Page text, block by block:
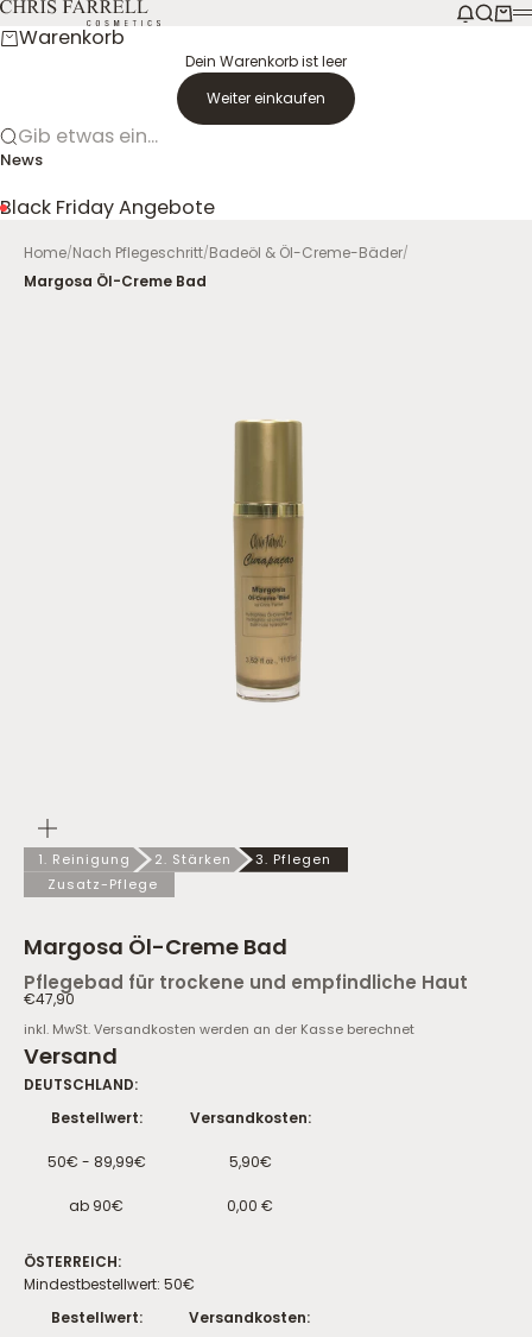
Zum Inhalt springen
CHRIS FARRELL COSMETICS Suche
Warenkorb
Dein Warenkorb ist leer
Weiter einkaufen
Gib etwas ein...
News
Black Friday Angebote
Home/Nach Pflegeschritt/Badeöl & Öl-Creme-Bäder/
Margosa Öl-Creme Bad
1. Reinigung 2. Stärken
3. Pflegen
Zusatz-Pflege
Margosa Öl-Creme Bad
Pflegebad für trockene und empfindliche Haut
Angebot
€47,90
inkl. MwSt.Versandkosten werden an der Kasse berechnet
Versand
DEUTSCHLAND:
Bestellwert:
Versandkosten:
50€ - 89,99€ 5,90€
ab 90€ 0,00 €
ÖSTERREICH:
Mindestbestellwert: 50€
Bestellwert:
Versandkosten: